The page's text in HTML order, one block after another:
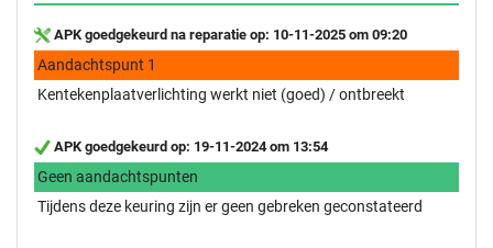
APK goedgekeurd na reparatie op: 10-11-2025 om 09:20
Aandachtspunt 1
Kentekenplaatverlichting werkt niet (goed) / ontbreekt
APK goedgekeurd op: 19-11-2024 om 13:54
Geen aandachtspunten
Tijdens deze keuring zijn er geen gebreken geconstateerd